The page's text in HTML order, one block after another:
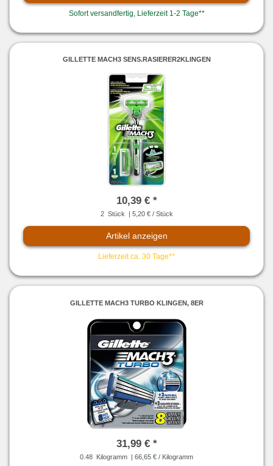
Sofort versandfertig, Lieferzeit 1-2 Tage**
GILLETTE MACH3 SENS.RASIERER2KLINGEN
10,39 € *
2 Stück | 5,20 € / Stück
Artikel anzeigen
Lieferzeit ca. 30 Tage**
GILLETTE MACH3 TURBO KLINGEN, 8ER
31,99 € *
0.48 Kilogramm | 66,65 € / Kilogramm